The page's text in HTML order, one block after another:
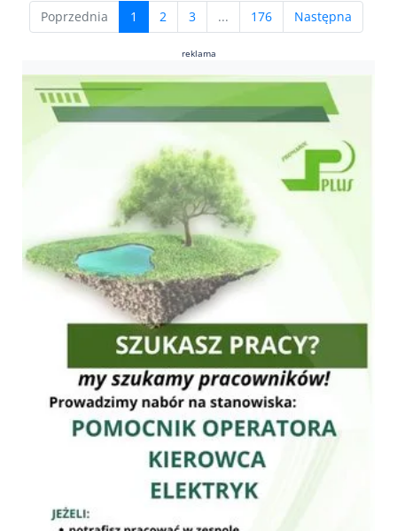
Poprzednia 1 (current)
2 3 ... 176 Następna
reklama